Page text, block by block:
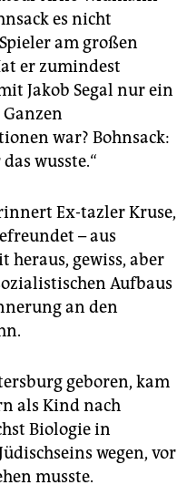
es nicht
am großen
er zumindest
Jakob Segal nur ein
war? Bohnsack:
wusste.“
Ex-tazler Kruse,
– aus
heraus, gewiss, aber
Aufbaus
an den
geboren, kam
als Kind nach
Biologie in
wegen, vor
musste.